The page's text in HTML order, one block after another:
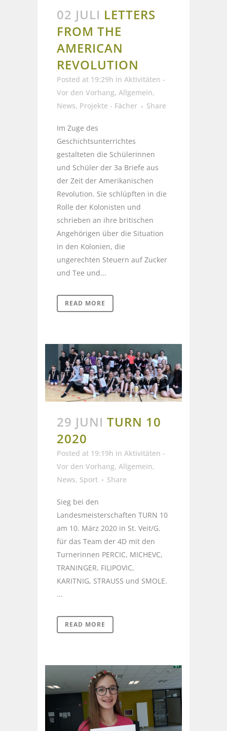
02 JULI LETTERS
FROM THE
AMERICAN
REVOLUTION
Posted at 19:29h in Aktivitäten -
Vor den Vorhang, Allgemein,
News, Projekte - Fächer Share
Im Zuge des
Geschichtsunterrichtes
gestalteten die Schülerinnen
und Schüler der 3a Briefe aus
der Zeit der Amerikanischen
Revolution. Sie schlüpften in die
Rolle der Kolonisten und
schrieben an ihre britischen
Angehörigen über die Situation
in den Kolonien, die
ungerechten Steuern auf Zucker
und Tee und...
READ MORE
29 JUNI TURN 10
2020
Posted at 19:19h in Aktivitäten -
Vor den Vorhang, Allgemein,
News, Sport Share
Sieg bei den
Landesmeisterschaften TURN 10
am 10. März 2020 in St. Veit/G.
für das Team der 4D mit den
Turnerinnen PERCIC, MICHEVC,
TRANINGER, FILIPOVIC,
KARITNIG, STRAUSS und SMOLE.
...
READ MORE